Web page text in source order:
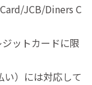
JCB/Diners C
ットカードに限
）には対応して